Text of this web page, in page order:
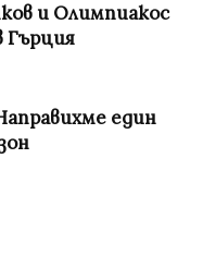
и Олимпиакос
Гърция
един